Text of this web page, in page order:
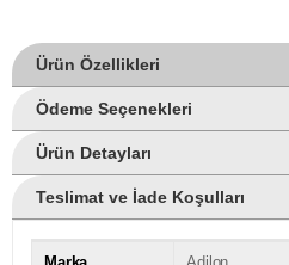
Ürün Özellikleri
Ödeme Seçenekleri
Ürün Detayları
Teslimat ve İade Koşulları